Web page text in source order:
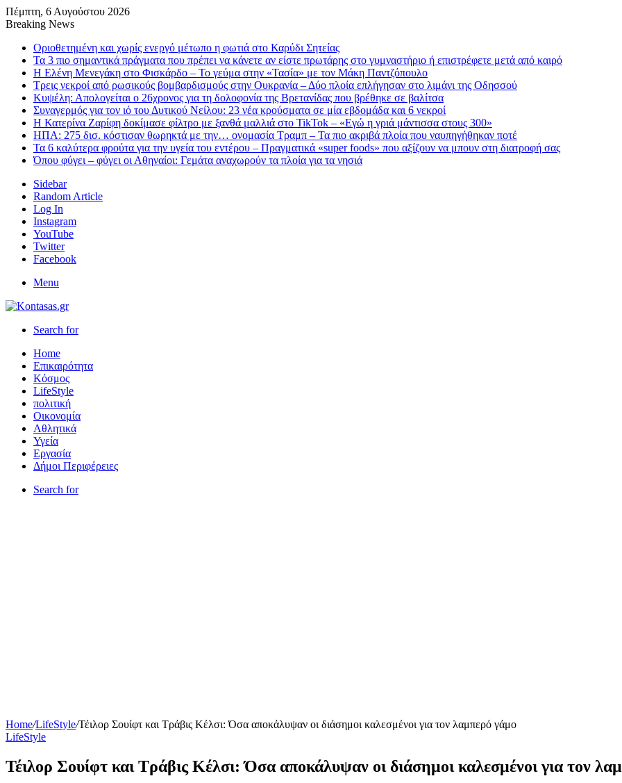
Πέμπτη, 6 Αυγούστου 2026
Breaking News
Οριοθετημένη και χωρίς ενεργό μέτωπο η φωτιά στο Καρύδι Σητείας
Τα 3 πιο σημαντικά πράγματα που πρέπει να κάνετε αν είστε πρωτάρης στο γυμναστήριο ή επιστρέφετε μετά από καιρό
Η Ελένη Μενεγάκη στο Φισκάρδο – Το γεύμα στην «Τασία» με τον Μάκη Παντζόπουλο
Τρεις νεκροί από ρωσικούς βομβαρδισμούς στην Ουκρανία – Δύο πλοία επλήγησαν στο λιμάνι της Οδησσού
Κυψέλη: Απολογείται ο 26χρονος για τη δολοφονία της Βρετανίδας που βρέθηκε σε βαλίτσα
Συναγερμός για τον ιό του Δυτικού Νείλου: 23 νέα κρούσματα σε μία εβδομάδα και 6 νεκροί
Η Κατερίνα Ζαρίφη δοκίμασε φίλτρο με ξανθά μαλλιά στο TikTok – «Εγώ η γριά μάντισσα στους 300»
ΗΠΑ: 275 δισ. κόστισαν θωρηκτά με την… ονομασία Τραμπ – Τα πιο ακριβά πλοία που ναυπηγήθηκαν ποτέ
Τα 6 καλύτερα φρούτα για την υγεία του εντέρου – Πραγματικά «super foods» που αξίζουν να μπουν στη διατροφή σας
Όπου φύγει – φύγει οι Αθηναίοι: Γεμάτα αναχωρούν τα πλοία για τα νησιά
Sidebar
Random Article
Log In
Instagram
YouTube
Twitter
Facebook
Menu
Search for
Home
Επικαιρότητα
Κόσμος
LifeStyle
πολιτική
Οικονομία
Αθλητικά
Υγεία
Εργασία
Δήμοι Περιφέρειες
Search for
Home/LifeStyle/Τέιλορ Σουίφτ και Τράβις Κέλσι: Όσα αποκάλυψαν οι διάσημοι καλεσμένοι για τον λαμπερό γάμο
LifeStyle
Τέιλορ Σουίφτ και Τράβις Κέλσι: Όσα αποκάλυψαν οι διάσημοι καλεσμένοι για τον